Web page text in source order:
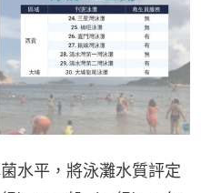
水平，將泳灘水質評定